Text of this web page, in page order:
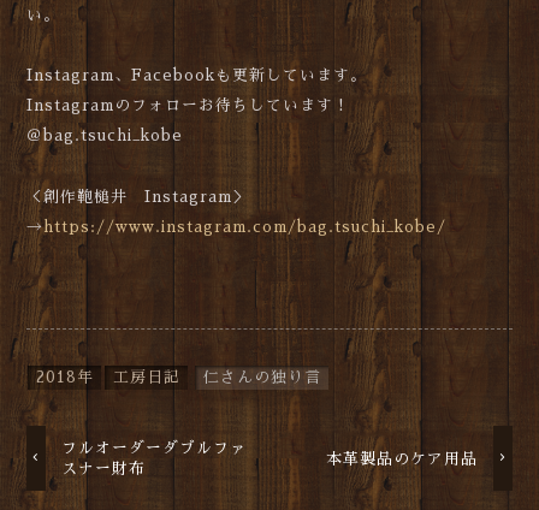
い。
Instagram、Facebookも更新しています。
Instagramのフォローお待ちしています！
＠bag.tsuchi_kobe
＜創作鞄槌井 Instagram＞
→https://www.instagram.com/bag.tsuchi_kobe/
2018年 工房日記 仁さんの独り言
フルオーダーダブルファ
スナー財布
本革製品のケア用品